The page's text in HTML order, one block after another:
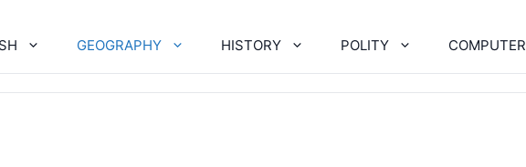
GEOGRAPHY HISTORY POLITY COMPUTER